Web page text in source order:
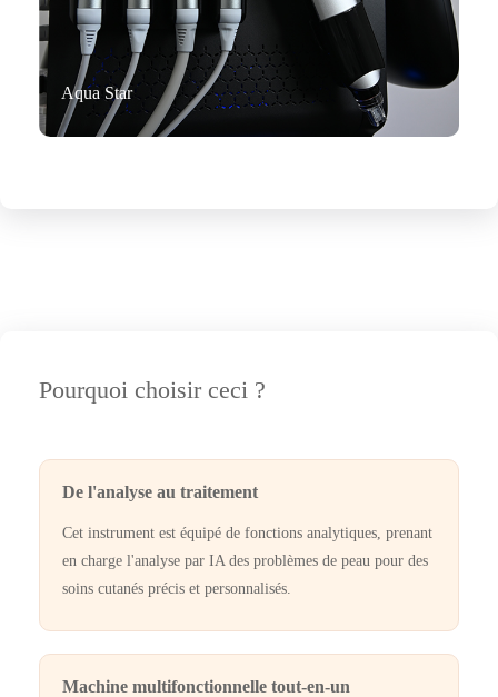
Aqua Star
Pourquoi choisir ceci ?
De l'analyse au traitement
Cet instrument est équipé de fonctions analytiques, prenant
en charge l'analyse par IA des problèmes de peau pour des
soins cutanés précis et personnalisés.
Machine multifonctionnelle tout-en-un